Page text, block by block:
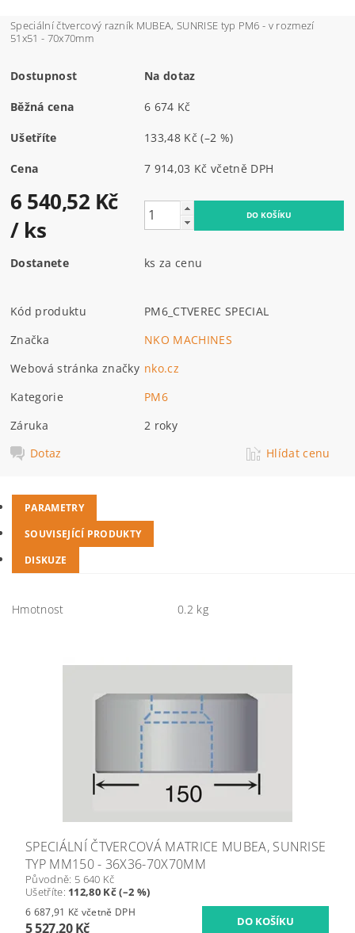
Speciální čtvercový razník MUBEA, SUNRISE typ PM6 - v rozmezí
51x51 - 70x70mm
Dostupnost Na dotaz
Běžná cena 6 674 Kč
Ušetříte 133,48 Kč(–2 %)
Cena 7 914,03 Kč včetně DPH
6 540,52 Kč
/ ks
Dostanete ks za cenu
Kód produktu
PM6_CTVEREC SPECIAL
Značka
NKO MACHINES
Webová stránka značky nko.cz
Kategorie
PM6
Záruka
2 roky
Dotaz
Hlídat cenu
PARAMETRY
SOUVISEJÍCÍ PRODUKTY
DISKUZE
Hmotnost 0.2 kg
SPECIÁLNÍ ČTVERCOVÁ MATRICE MUBEA, SUNRISE
TYP MM150 - 36X36-70X70MM
Původně: 5 640 Kč
Ušetříte: 112,80 Kč (–2 %)
6 687,91 Kč včetně DPH
5 527,20 Kč